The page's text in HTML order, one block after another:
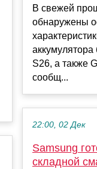
В свежей
обнаружены
S26, а также
сообщ...
22:00, 02 Дек
Samsung
складной